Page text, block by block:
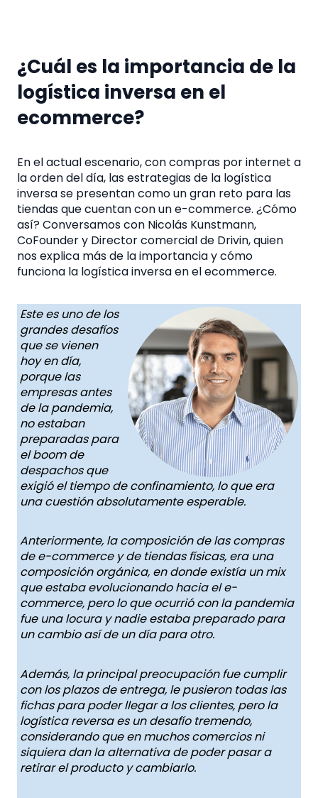
¿Cuál es la importancia de la
logística inversa en el
ecommerce?
En el actual escenario, con compras por internet a
la orden del día, lasestrategias de la logística
inversase presentan como un gran reto para las
tiendas que cuentan con un e-commerce. ¿Cómo
así? Conversamos con Nicolás Kunstmann,
CoFounder y Director comercial de Drivin, quien
nos explica más de laimportancia y cómo
funciona la logística inversa en el ecommerce.
Este es uno de los
grandes desafíos
que se vienen
hoy en día,
porque las
empresas antes
de la pandemia,
no estaban
preparadas para
el boom de
despachos que
exigió el tiempo de confinamiento, lo que era
una cuestión absolutamente esperable.
Anteriormente, la composición de las compras
de e-commerce y de tiendas físicas, era una
composición orgánica, en donde existía un mix
que estaba evolucionando hacia el e-
commerce, pero lo que ocurrió con la pandemia
fue una locura y nadie estaba preparado para
un cambio así de un día para otro.
Además, la principal preocupación fue cumplir
con los plazos de entrega, le pusieron todas las
fichas para poder llegar a los clientes, pero la
logística reversa es un desafío tremendo,
considerando que en muchos comercios ni
siquiera dan la alternativa de poder pasar a
retirar el producto y cambiarlo.